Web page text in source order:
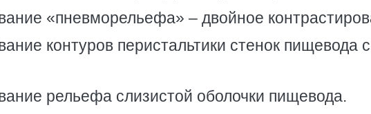
«пневморельефа» – двойное
контуров перистальтики стенок пищевода
рельефа слизистой оболочки пищевода.